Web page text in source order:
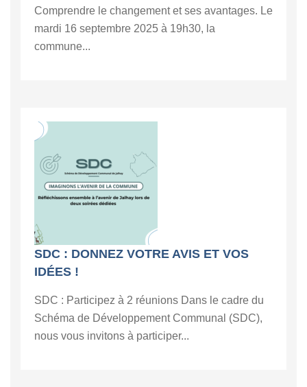
Comprendre le changement et ses avantages. Le
mardi 16 septembre 2025 à 19h30, la
commune...
SDC : DONNEZ VOTRE AVIS ET VOS
IDÉES !
SDC : Participez à 2 réunions Dans le cadre du
Schéma de Développement Communal (SDC),
nous vous invitons à participer...